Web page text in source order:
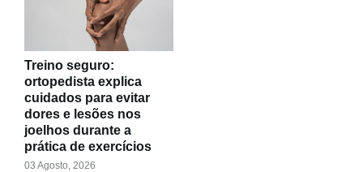
Treino seguro:
ortopedista explica
cuidados para evitar
dores e lesões nos
joelhos durante a
prática de exercícios
03 Agosto, 2026